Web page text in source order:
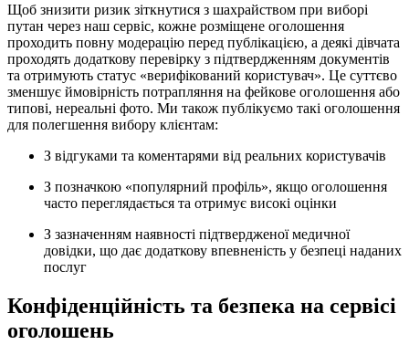
Щоб знизити ризик зіткнутися з шахрайством при виборі
путан через наш сервіс, кожне розміщене оголошення
проходить повну модерацію перед публікацією, а деякі дівчата
проходять додаткову перевірку з підтвердженням документів
та отримують статус «верифікований користувач». Це суттєво
зменшує ймовірність потрапляння на фейкове оголошення або
типові, нереальні фото. Ми також публікуємо такі оголошення
для полегшення вибору клієнтам:
З відгуками та коментарями від реальних користувачів
З позначкою «популярний профіль», якщо оголошення
часто переглядається та отримує високі оцінки
З зазначенням наявності підтвердженої медичної
довідки, що дає додаткову впевненість у безпеці наданих
послуг
Конфіденційність та безпека на сервісі
оголошень